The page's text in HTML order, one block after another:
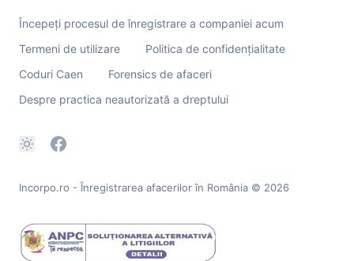
Începeți procesul de înregistrare a companiei acum
Termeni de utilizare
Politica de confidențialitate
Coduri Caen
Forensics de afaceri
Despre practica neautorizată a dreptului
Incorpo.ro - Înregistrarea afacerilor în România © 2026